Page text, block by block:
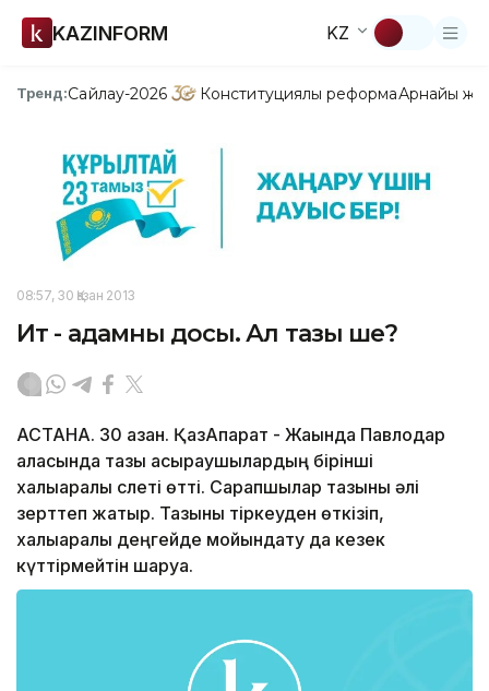
KAZINFORM KZ
Тренд:Сайлау-2026 Конституциялық реформаАрнайы
08:57, 30 Қазан 2013
Ит - адамның досы. Ал тазы ше?
АСТАНА. 30 қазан. ҚазАқпарат - Жақында Павлодар
қаласында тазы асыраушылардың бiрiншi
халықаралық слетi өттi. Сарапшылар тазыны әлi
зерттеп жатыр. Тазыны тiркеуден өткiзiп,
халықаралық деңгейде мойындату да кезек
күттiрмейтiн шаруа.